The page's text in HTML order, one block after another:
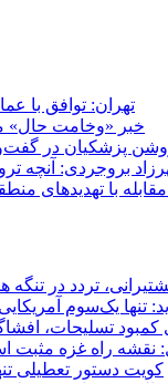
تهران: توافق با
خبر «وخامت حال»
بروجردی: آنچه
با تهدیدهای
تردد در
تنها یک‌سوم
تسلیحات،
نقشه راه غزه مثبت
کویت دستور تعطیلی